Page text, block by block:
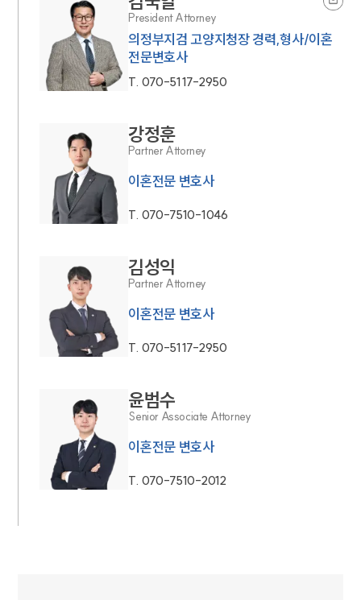
President Attorney
의정부지검 고양지청장 경력,형사/이혼
전문변호사
T. 070-5117-2950
강정훈
Partner Attorney
이혼전문 변호사
T. 070-7510-1046
김성익
Partner Attorney
이혼전문 변호사
T. 070-5117-2950
윤범수
Senior Associate Attorney
이혼전문 변호사
T. 070-7510-2012